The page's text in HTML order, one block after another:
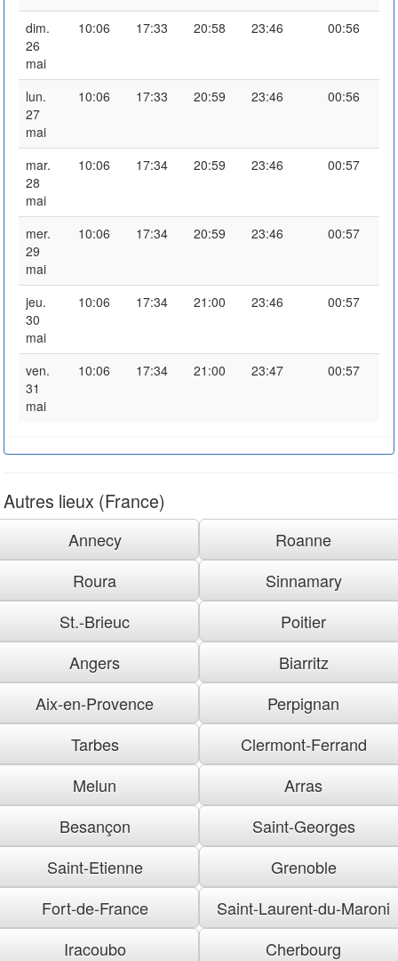
dim.
26
mai
10:06 17:33 20:58 23:46 00:56
lun.
27
mai
10:06 17:33 20:59 23:46 00:56
mar.
28
mai
10:06 17:34 20:59 23:46 00:57
mer.
29
mai
10:06 17:34 20:59 23:46 00:57
jeu.
30
mai
10:06 17:34 21:00 23:46 00:57
ven.
31
mai
10:06 17:34 21:00 23:47 00:57
Autres lieux (France)
Annecy
Roanne
Roura
Sinnamary
St.-Brieuc
Poitier
Angers
Biarritz
Aix-en-Provence
Perpignan
Tarbes
Clermont-Ferrand
Melun
Arras
Besançon
Saint-Georges
Saint-Etienne
Grenoble
Fort-de-France
Saint-Laurent-du-Maroni
Iracoubo
Cherbourg